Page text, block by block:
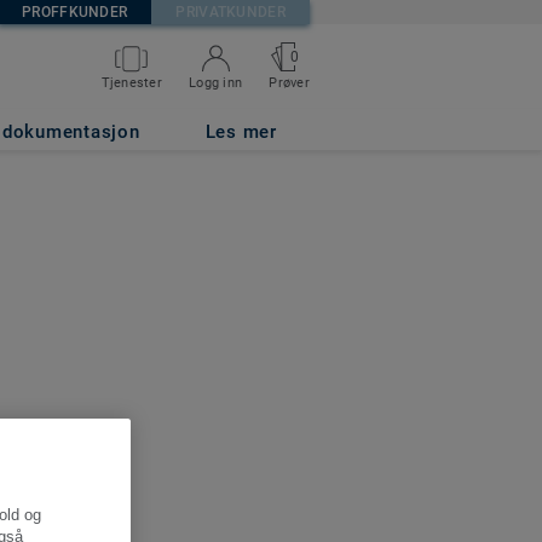
PROFFKUNDER PRIVATKUNDER
Tjenester Logg inn
0
Prøver
Les mer
og